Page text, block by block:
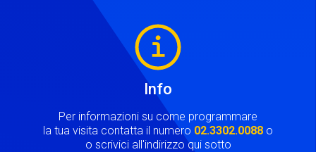
Info
Per informazioni su come programmare
la tua visita contatta il numero 02.3302.0088 o
o scrivici all'indirizzo qui sotto